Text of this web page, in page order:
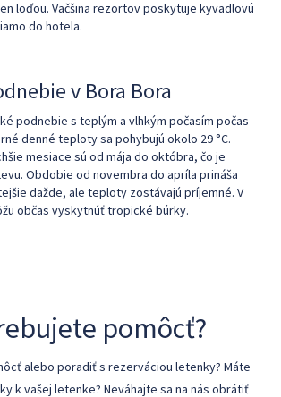
loďou. Väčšina rezortov poskytuje kyvadlovú
do hotela.
v Bora Bora
podnebie s teplým a vlhkým počasím počas
denné teploty sa pohybujú okolo 29 °C.
mesiace sú od mája do októbra, čo je
Obdobie od novembra do apríla prináša
dažde, ale teploty zostávajú príjemné. V
občas vyskytnúť tropické búrky.
pomôcť?
alebo poradiť s rezerváciou letenky? Máte
k vašej letenke? Neváhajte sa na nás obrátiť